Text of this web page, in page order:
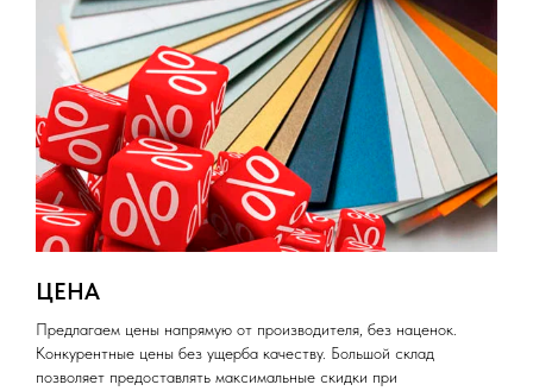
ЦЕНА
Предлагаем цены напрямую от производителя, без наценок.
Конкурентные цены без ущерба качеству. Большой склад
позволяет предоставлять максимальные скидки при